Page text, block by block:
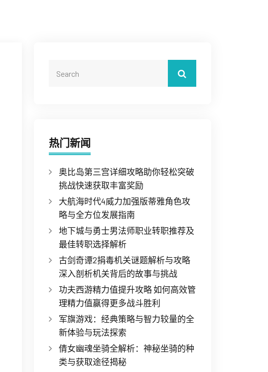
热门新闻
奥比岛第三宫详细攻略助你轻松突破
挑战快速获取丰富奖励
大航海时代4威力加强版蒂雅角色攻
略与全方位发展指南
地下城与勇士男法师职业转职推荐及
最佳转职选择解析
古剑奇谭2捐毒机关谜题解析与攻略
深入剖析机关背后的故事与挑战
功夫西游精力值提升攻略 如何高效管
理精力值赢得更多战斗胜利
军旗游戏：经典策略与智力较量的全
新体验与玩法探索
倩女幽魂坐骑全解析：神秘坐骑的种
类与获取途径揭秘